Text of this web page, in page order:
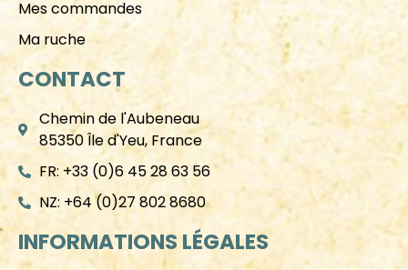
Mes commandes
Ma ruche
CONTACT
Chemin de l'Aubeneau
85350 Île d'Yeu, France
FR: +33 (0)6 45 28 63 56
NZ: +64 (0)27 802 8680
INFORMATIONS LÉGALES